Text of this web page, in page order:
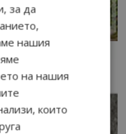
за да
нашия
на нашия
които